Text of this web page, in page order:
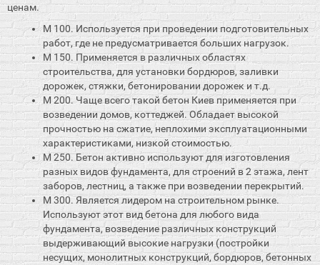
ценам.
М 100. Используется при проведении подготовительных
работ, где не предусматривается больших нагрузок.
М 150. Применяется в различных областях
строительства, для установки бордюров, заливки
дорожек, стяжки, бетонировании дорожек и т.д.
М 200. Чаще всего такой бетон Киев применяется при
возведении домов, коттеджей. Обладает высокой
прочностью на сжатие, неплохими эксплуатационными
характеристиками, низкой стоимостью.
М 250. Бетон активно используют для изготовления
разных видов фундамента, для строений в 2 этажа, лент
заборов, лестниц, а также при возведении перекрытий.
М 300. Является лидером на строительном рынке.
Используют этот вид бетона для любого вида
фундамента, возведение различных конструкций
выдерживающий высокие нагрузки (постройки
несущих, монолитных конструкций, бордюров, бетонных